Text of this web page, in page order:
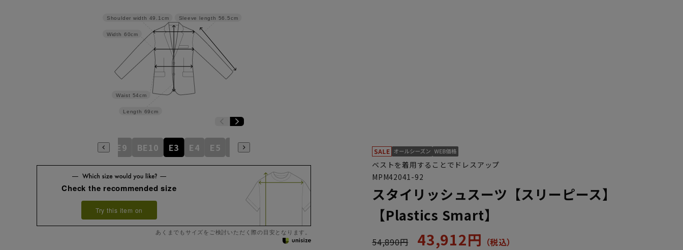
Sleeve length 56.5cm
Length 69cm
Waist 54cm
Width 60cm
Shoulder width 49.1cm
BE8 BE9 BE10 E3 E4 E5 E6 K6 K7 K8 K9
Check the recommended size
Try this item on
あくまでもサイズをご検討いただく際の目安となります。
ベストを着用することでドレスアップ
MPM42041-92
スタイリッシュスーツ【スリーピース】
【Plastics Smart】
54,890円 43,912円